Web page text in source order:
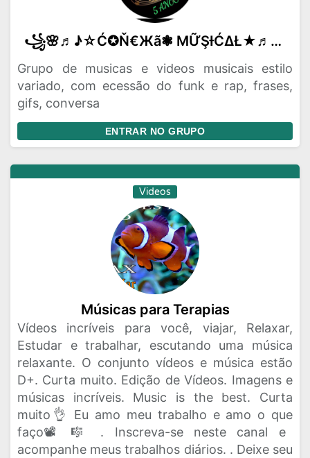
꧁🌸♬♪☆Ć✪Ň€Жã❃ ΜỮŞƗĆΔŁ★♬♪🌺꧂
Grupo de musicas e videos musicais estilo
variado, com ecessão do funk e rap, frases,
gifs, conversa
ENTRAR NO GRUPO
Videos
Músicas para Terapias
Vídeos incríveis para você, viajar, Relaxar,
Estudar e trabalhar, escutando uma música
relaxante. O conjunto vídeos e música estão
D+. Curta muito. Edição de Vídeos. Imagens e
músicas incríveis. Music is the best. Curta
muito👌 Eu amo meu trabalho e amo o que
faço📽️🎼 . Inscreva-se neste canal e
acompanhe meus trabalhos diários. . Deixe seu